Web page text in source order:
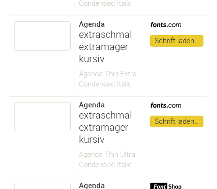
Condensed Italic
Agenda
extraschmal
extramager
kursiv
Agenda Thin Extra
Condensed Italic
Schrift laden…
Agenda
extraschmal
extramager
kursiv
Agenda Thin Ultra
Condensed Italic
Schrift laden…
Agenda